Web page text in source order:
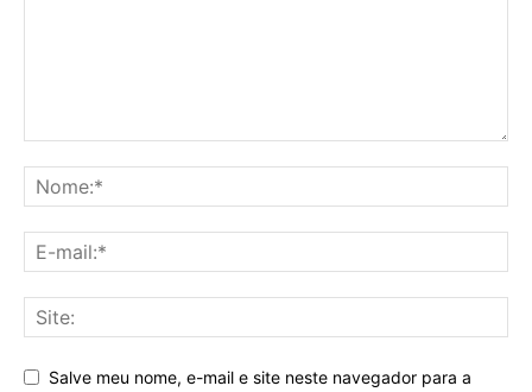
Salve meu nome, e-mail e site neste navegador para a